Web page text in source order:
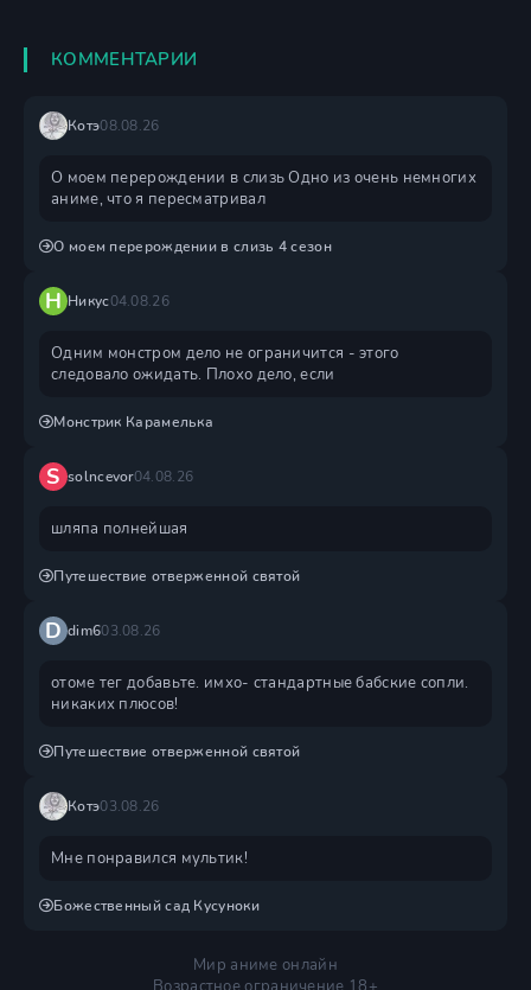
КОММЕНТАРИИ
Котэ08.08.26
О моем перерождении в слизь Одно из очень немногих
аниме, что я пересматривал
О моем перерождении в слизь 4 сезон
Н Никус04.08.26
Одним монстром дело не ограничится - этого
следовало ожидать. Плохо дело, если
Монстрик Карамелька
S solncevor04.08.26
шляпа полнейшая
Путешествие отверженной святой
D dim603.08.26
отоме тег добавьте. имхо- стандартные бабские сопли.
никаких плюсов!
Путешествие отверженной святой
Котэ03.08.26
Мне понравился мультик!
Божественный сад Кусуноки
Мир аниме онлайн